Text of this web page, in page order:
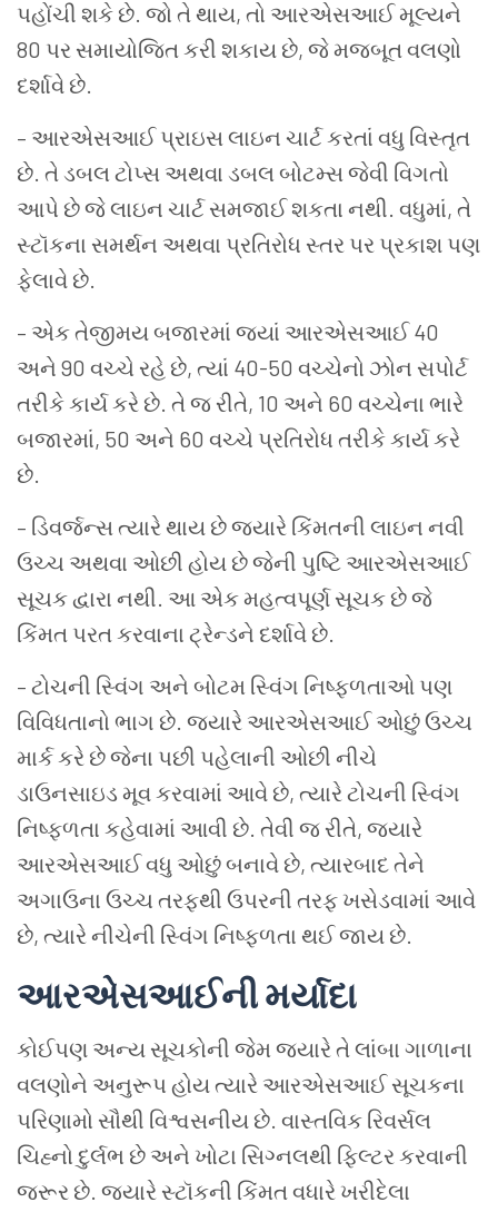
પહોંચી શકે છે. જો તેથાય, તો આરએસઆઈમૂલ્યને
80 પર સમાયોજિતકરી શકાય છે, જેમજબૂતવલણો
દર્શાવે છે.
– આરએસઆઈ પ્રાઇસલાઇન ચાર્ટકરતાં વધુ વિસ્તૃત
છે. તે ડબલટોપ્સ અથવા ડબલબોટમ્સજેવી વિગતો
આપે છેજેલાઇન ચાર્ટ સમજાઈશકતા નથી. વધુમાં, તે
સ્ટૉકના સમર્થન અથવા પ્રતિરોધ સ્તર પર પ્રકાશ પણ
ફેલાવે છે.
– એકતેજીમયબજારમાં જ્યાં આરએસઆઈ40
અને 90 વચ્ચે રહે છે, ત્યાં 40-50 વચ્ચેનો ઝોન સપોર્ટ
તરીકેકાર્યકરે છે. તેજ રીતે, 10 અને 60 વચ્ચેના ભારે
બજારમાં, 50 અને 60 વચ્ચે પ્રતિરોધ તરીકેકાર્યકરે
છે.
– ડિવર્જન્સત્યારેથાય છેજ્યારે કિંમતની લાઇન નવી
ઉચ્ચ અથવા ઓછી હોય છેજેની પુષ્ટિ આરએસઆઈ
સૂચકદ્વારા નથી. આ એકમહત્વપૂર્ણ સૂચક છેજે
કિંમત પરતકરવાના ટ્રેન્ડને દર્શાવે છે.
– ટોચની સ્વિંગ અને બોટમ સ્વિંગ નિષ્ફળતાઓ પણ
વિવિધતાનો ભાગ છે. જ્યારે આરએસઆઈ ઓછુંઉચ્ચ
માર્કકરે છેજેના પછી પહેલાની ઓછી નીચે
ડાઉનસાઇડમૂવકરવામાં આવે છે, ત્યારેટોચની સ્વિંગ
નિષ્ફળતા કહેવામાં આવી છે. તેવી જ રીતે, જ્યારે
આરએસઆઈવધુ ઓછુંબનાવે છે, ત્યારબાદતેને
અગાઉના ઉચ્ચ તરફથી ઉપરની તરફખસેડવામાં આવે
છે, ત્યારેનીચેની સ્વિંગ નિષ્ફળતા થઈજાય છે.
આરએસઆઈનીમર્યાદા
કોઈપણ અન્ય સૂચકોની જેમજ્યારેતેલાંબા ગાળાના
વલણોને અનુરૂપ હોયત્યારે આરએસઆઈ સૂચકના
પરિણામો સૌથી વિશ્વસનીય છે. વાસ્તવિક રિવર્સલ
ચિહ્નો દુર્લભ છે અને ખોટા સિગ્નલથી ફિલ્ટરકરવાની
જરૂર છે. જ્યારે સ્ટૉકની કિંમતવધારેખરીદેલા